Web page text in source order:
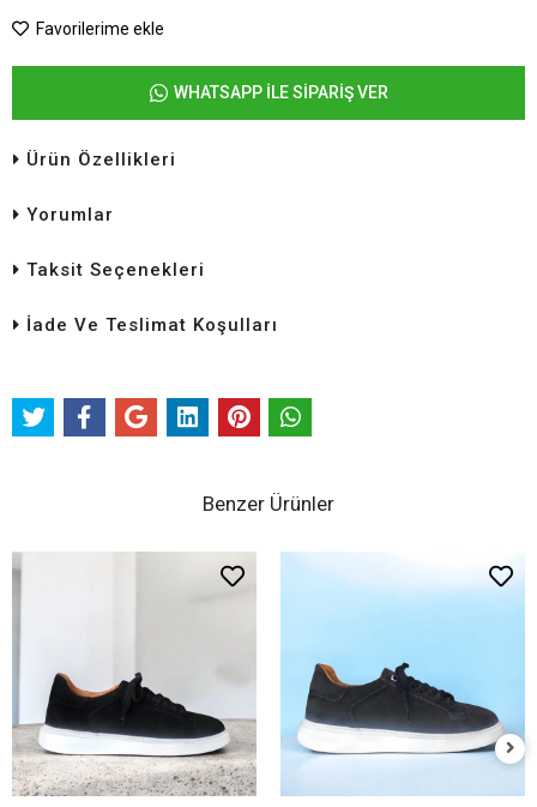
Favorilerime ekle
WHATSAPP İLE SİPARİŞ VER
Ürün Özellikleri
Yorumlar
Taksit Seçenekleri
İade Ve Teslimat Koşulları
Benzer Ürünler